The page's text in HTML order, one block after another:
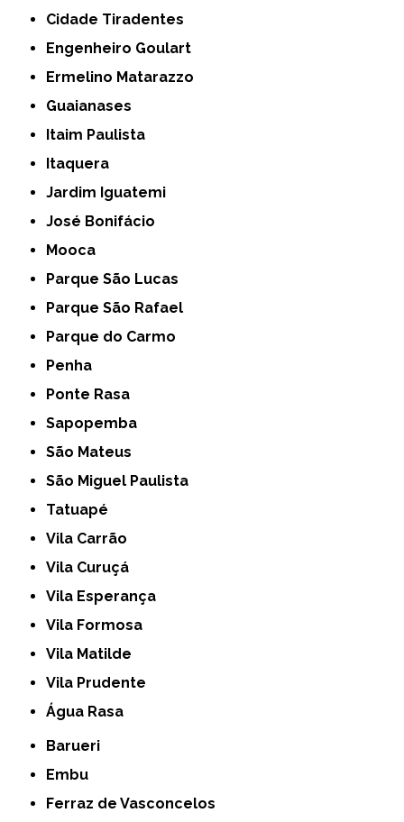
Cidade Tiradentes
Engenheiro Goulart
Ermelino Matarazzo
Guaianases
Itaim Paulista
Itaquera
Jardim Iguatemi
José Bonifácio
Mooca
Parque São Lucas
Parque São Rafael
Parque do Carmo
Penha
Ponte Rasa
Sapopemba
São Mateus
São Miguel Paulista
Tatuapé
Vila Carrão
Vila Curuçá
Vila Esperança
Vila Formosa
Vila Matilde
Vila Prudente
Água Rasa
Barueri
Embu
Ferraz de Vasconcelos